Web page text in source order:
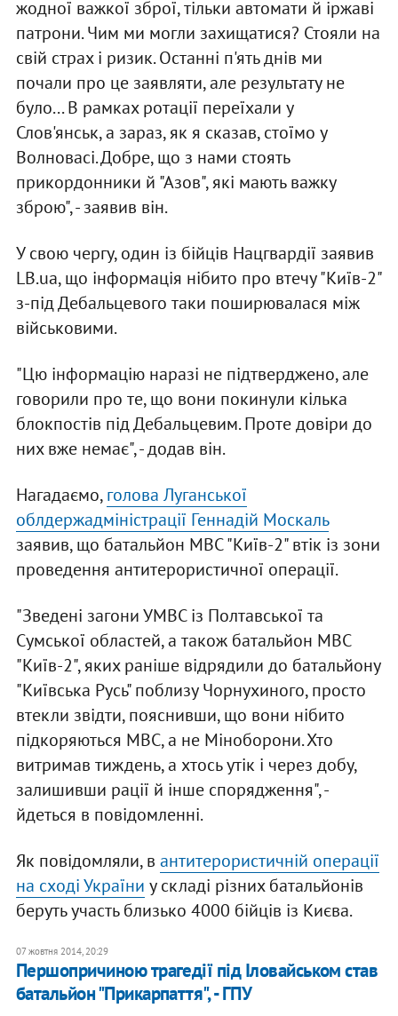
жодної важкої зброї, тільки автомати й іржаві
патрони. Чим ми могли захищатися? Стояли на
свій страх і ризик. Останні п'ять днів ми
почали про це заявляти, але результату не
було... В рамках ротації переїхали у
Слов'янськ, а зараз, як я сказав, стоїмо у
Волновасі. Добре, що з нами стоять
прикордонники й "Азов", які мають важку
зброю", - заявив він.
У свою чергу, один із бійців Нацгвардії заявив
LB.ua, що інформація нібито про втечу "Київ-2"
з-під Дебальцевого таки поширювалася між
військовими.
"Цю інформацію наразі не підтверджено, але
говорили про те, що вони покинули кілька
блокпостів під Дебальцевим. Проте довіри до
них вже немає", - додав він.
Нагадаємо,голова Луганської
облдержадміністрації Геннадій Москаль
заявив, що батальйон МВС "Київ-2" втік із зони
проведення антитерористичної операції.
"Зведені загони УМВС із Полтавської та
Сумської областей, а також батальйон МВС
"Київ-2", яких раніше відрядили до батальйону
"Київська Русь" поблизу Чорнухиного, просто
втекли звідти, пояснивши, що вони нібито
підкоряються МВС, а не Міноборони. Хто
витримав тиждень, а хтось утік і через добу,
залишивши рації й інше спорядження", -
йдеться в повідомленні.
Як повідомляли, в антитерористичній операції
на сході України у складі різних батальйонів
беруть участь близько 4000 бійців із Києва.
07 жовтня 2014, 20:29
Першопричиною трагедії під Іловайськом став
батальйон "Прикарпаття", - ГПУ